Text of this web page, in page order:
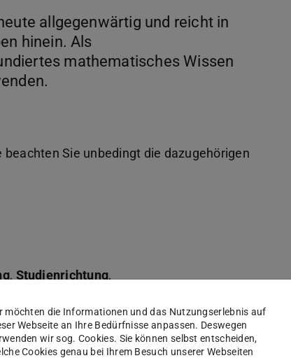
allgegenwärtig und reicht in
hinein. Als
mathematisches Wissen
beachten Sie unbedingt die dazugehörigen
, Studienrichtung,
Sie auch die Anzahl der einzubringenden
sind mit Genehmigung möglich.
möchten die Informationen und das Nutzungserlebnis auf
Webseite an Ihre Bedürfnisse anpassen. Deswegen
wir sog. Cookies. Sie können selbst entscheiden,
Cookies genau bei Ihrem Besuch unserer Webseiten